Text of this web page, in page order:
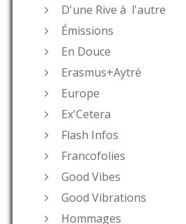
D'une Rive à l'autre
Émissions
En Douce
Erasmus+Aytré
Europe
Ex'Cetera
Flash Infos
Francofolies
Good Vibes
Good Vibrations
Hommages